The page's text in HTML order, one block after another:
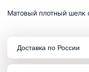
Матовый плотный шелк
Доставка по России